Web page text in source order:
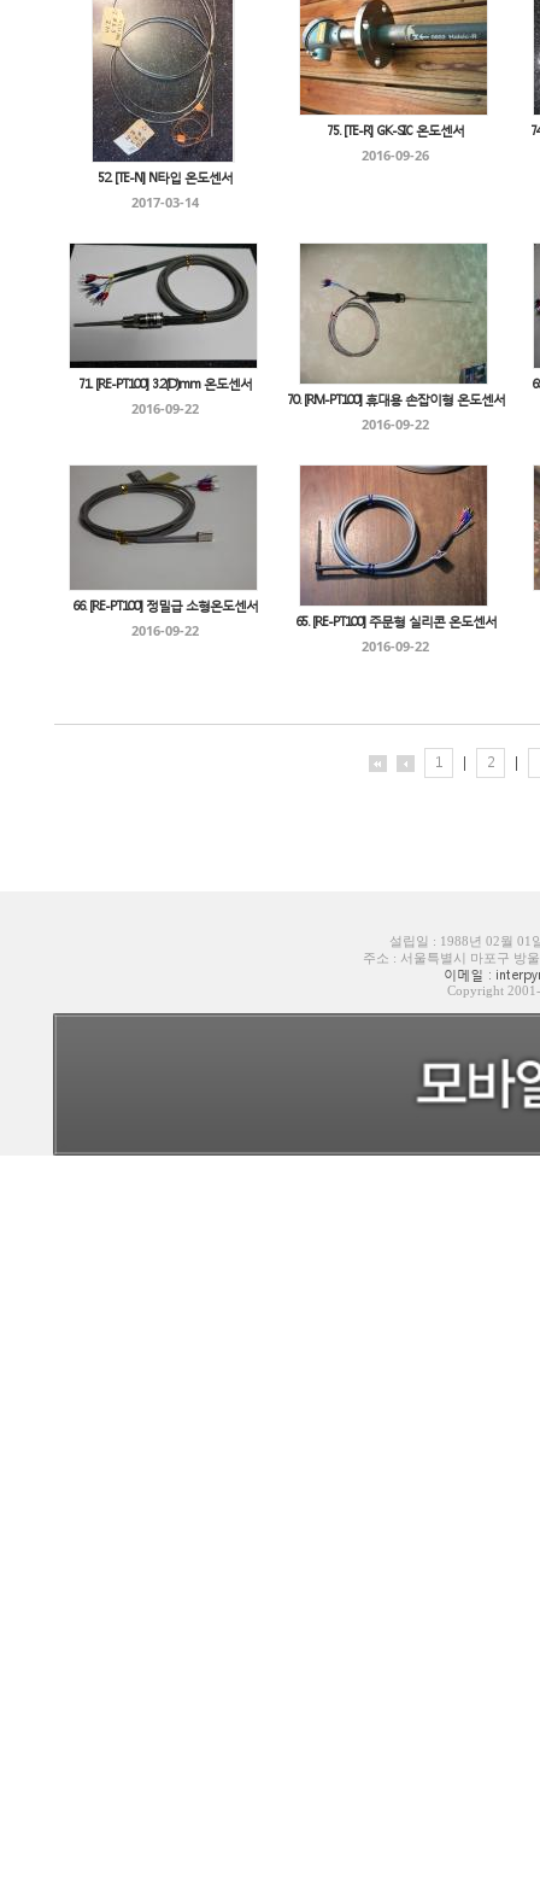
52. [TE-N] N타입 온도센서
2017-03-14
75. [TE-R] GK-SIC 온도센서
2016-09-26
71. [RE-PT100] 3.2(D)mm 온도센서
2016-09-22 70. [RM-PT100] 휴대용 손잡이형 온도센서
2016-09-22
66. [RE-PT100] 정밀급 소형온도센서
2016-09-22 65. [RE-PT100] 주문형 실리콘 온도센서
2016-09-22
1 | 2 |
설립일 : 1988년 02월
주소 : 서울특별시 마포구 방
이메일 :
Copyright